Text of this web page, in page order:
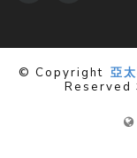
© Copyright 亞
Reserved